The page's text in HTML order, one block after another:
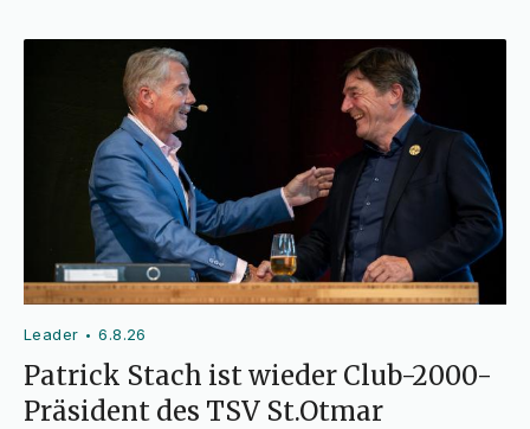
Leader •6.8.26
Patrick Stach ist wieder Club-2000-
Präsident des TSV St.Otmar